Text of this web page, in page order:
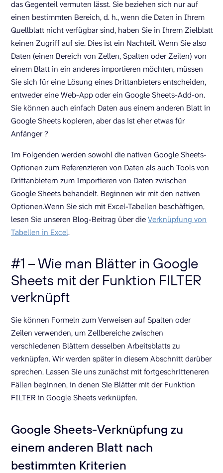
das Gegenteil vermuten lässt. Sie beziehen sich nur auf
einen bestimmten Bereich, d. h., wenn die Daten in Ihrem
Quellblatt nicht verfügbar sind, haben Sie in Ihrem Zielblatt
keinen Zugriff auf sie. Dies ist ein Nachteil. Wenn Sie also
Daten (einen Bereich von Zellen, Spalten oder Zeilen) von
einem Blatt in ein anderes importieren möchten, müssen
Sie sich für eine Lösung eines Drittanbieters entscheiden,
entweder eine Web-App oder ein Google Sheets-Add-on.
Sie können auch einfach Daten aus einem anderen Blatt in
Google Sheets kopieren, aber das ist eher etwas für
Anfänger ?
Im Folgenden werden sowohl die nativen Google Sheets-
Optionen zum Referenzieren von Daten als auch Tools von
Drittanbietern zum Importieren von Daten zwischen
Google Sheets behandelt. Beginnen wir mit den nativen
Optionen.Wenn Sie sich mit Excel-Tabellen beschäftigen,
lesen Sie unseren Blog-Beitrag über dieVerknüpfung von
Tabellen in Excel.
#1 – Wie man Blätter in Google
Sheets mit der Funktion FILTER
verknüpft
Sie können Formeln zum Verweisen auf Spalten oder
Zeilen verwenden, um Zellbereiche zwischen
verschiedenen Blättern desselben Arbeitsblatts zu
verknüpfen. Wir werden später in diesem Abschnitt darüber
sprechen. Lassen Sie uns zunächst mit fortgeschritteneren
Fällen beginnen, in denen Sie Blätter mit der Funktion
FILTER in Google Sheets verknüpfen.
Google Sheets-Verknüpfung zu
einem anderen Blatt nach
bestimmten Kriterien